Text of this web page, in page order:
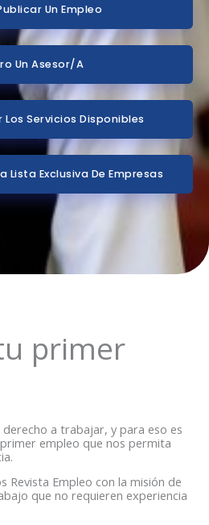
Un Empleo
Un Asesor/a
Servicios Disponibles
Lista Exclusiva De Empresas
primer
a trabajar, y para eso es
empleo que nos permita
Revista Empleo con la misión de
que no requieren experiencia